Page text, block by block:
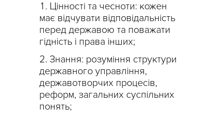
Цінності та чесноти: кожен
має відчувати відповідальність
перед державою та поважати
гідність і права інших;
Знання: розуміння структури
державного управління,
державотворчих процесів,
реформ, загальних суспільних
понять;